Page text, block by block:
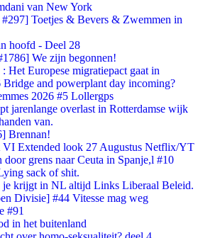
van New York
Toetjes & Bevers & Zwemmen in
hoofd - Deel 28
We zijn begonnen!
Het Europese migratiepact gaat in
and powerplant day incoming?
2026 #5 Lollergps
jarenlange overlast in Rotterdamse wijk
van.
Brennan!
Extended look 27 Augustus Netflix/YT
door grens naar Ceuta in Spanje,l #10
sack of shit.
je krijgt in NL altijd Links Liberaal Beleid.
Divisie] #44 Vitesse mag weg
#91
in het buitenland